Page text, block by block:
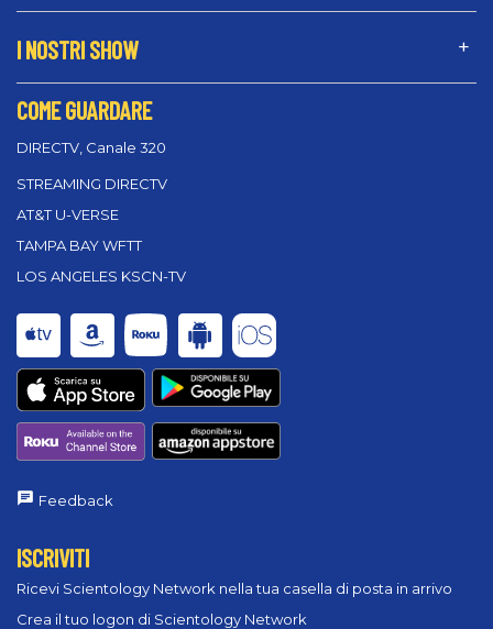
I NOSTRI SHOW
COME GUARDARE
DIRECTV, Canale 320
STREAMING DIRECTV
AT&T U-VERSE
TAMPA BAY WFTT
LOS ANGELES KSCN-TV
Feedback
ISCRIVITI
Ricevi Scientology Network nella tua casella di posta in arrivo
Crea il tuo logon di Scientology Network